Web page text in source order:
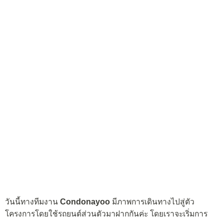
วันนี้ทางทีมงาน Condonayoo มีภาพการเดินทางไปสู่ตัว
โครงการโดยใช้รถยนต์ส่วนตัวมาฝากกันค่ะ โดยเราจะเริ่มการ